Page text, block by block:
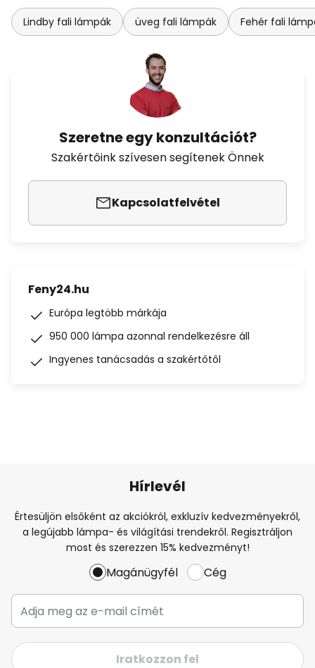
Lindby fali lámpák üveg fali lámpák Fehér fali
Szeretne egy konzultációt?
Szakértőink szívesen segítenek Önnek
Kapcsolatfelvétel
Feny24.hu
Európa legtöbb márkája
950 000 lámpa azonnal rendelkezésre áll
Ingyenes tanácsadás a szakértőtől
Hírlevél
Értesüljön elsőként az akciókról, exkluzív kedvezményekről,
a legújabb lámpa- és világítási trendekről. Regisztráljon
most és szerezzen 15% kedvezményt!
Magánügyfél Cég
Iratkozzon fel